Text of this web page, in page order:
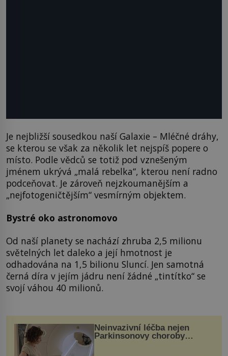
Je nejbližší sousedkou naší Galaxie – Mléčné dráhy,
se kterou se však za několik let nejspíš popere o
místo. Podle vědců se totiž pod vznešeným
jménem ukrývá „malá rebelka“, kterou není radno
podceňovat. Je zároveň nejzkoumanějším a
„nejfotogeničtějším“ vesmírným objektem.
Bystré oko astronomovo
Od naší planety se nachází zhruba 2,5 milionu
světelných let daleko a její hmotnost je
odhadována na 1,5 bilionu Sluncí. Jen samotná
černá díra v jejím jádru není žádné „tintítko“ se
svojí váhou 40 milionů.
Neinvazivní léčba nejen
Parkinsonovy choroby